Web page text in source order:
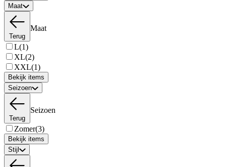
Maat
Terug
Maat
L(1)
XL(2)
XXL(1)
Bekijk items
Seizoen
Terug
Seizoen
Zomer(3)
Bekijk items
Stijl